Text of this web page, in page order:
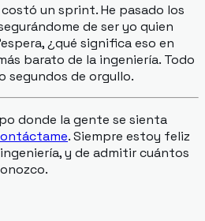
costó un sprint. He pasado los
de ser yo quien
¿qué significa eso en
barato de la ingeniería. Todo
segundos de orgullo.
donde la gente se sienta
. Siempre estoy feliz
y de admitir cuántos